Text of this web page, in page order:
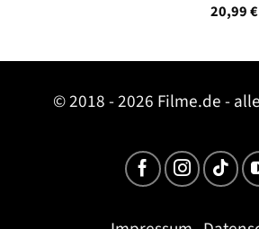
20,99€
© 2018 - 2026 Filme.de -